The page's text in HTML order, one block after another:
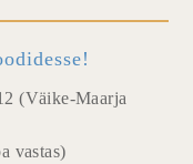
(Väike-Maarja
vastas)